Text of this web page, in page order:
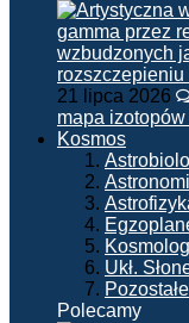
21 lipca 2026
mapa
Kosmos
Ukł.
Pozostałe
Polecamy